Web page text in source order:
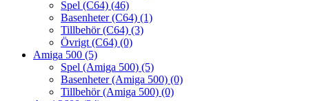
Spel (C64) (46)
Basenheter (C64) (1)
Tillbehör (C64) (3)
Övrigt (C64) (0)
Amiga 500 (5)
Spel (Amiga 500) (5)
Basenheter (Amiga 500) (0)
Tillbehör (Amiga 500) (0)